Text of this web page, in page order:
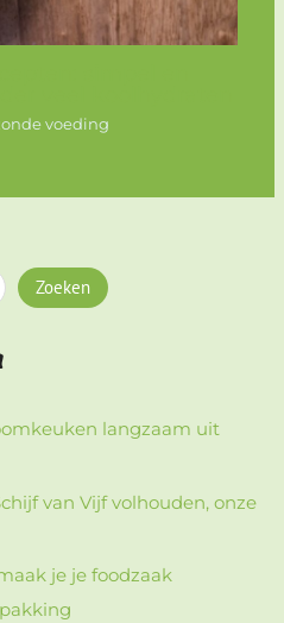
voeding
Zoeken
langzaam uit
van Vijf volhouden, onze
je je foodzaak